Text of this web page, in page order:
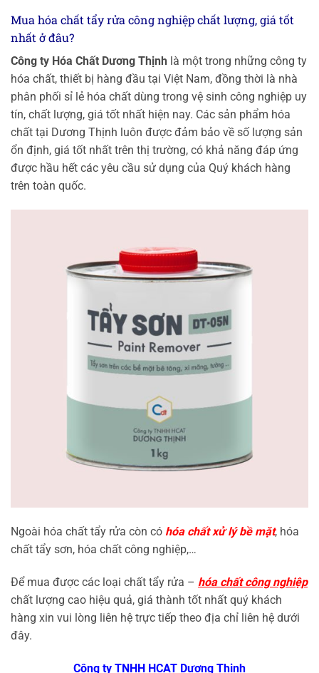
Mua hóa chất tẩy rửa công nghiệp chất lượng, giá tốt
nhất ở đâu?
Công ty Hóa Chất Dương Thịnh là một trong những công ty
hóa chất, thiết bị hàng đầu tại Việt Nam, đồng thời là nhà
phân phối sỉ lẻ hóa chất dùng trong vệ sinh công nghiệp uy
tín, chất lượng, giá tốt nhất hiện nay. Các sản phẩm hóa
chất tại Dương Thịnh luôn được đảm bảo về số lượng sản
ổn định, giá tốt nhất trên thị trường, có khả năng đáp ứng
được hầu hết các yêu cầu sử dụng của Quý khách hàng
trên toàn quốc.
Ngoài hóa chất tẩy rửa còn có hóa chất xử lý bề mặt, hóa
chất tẩy sơn, hóa chất công nghiệp,…
Để mua được các loại chất tẩy rửa – hóa chất công nghiệp
chất lượng cao hiệu quả, giá thành tốt nhất quý khách
hàng xin vui lòng liên hệ trực tiếp theo địa chỉ liên hệ dưới
đây.
Công ty TNHH HCAT Dương Thịnh